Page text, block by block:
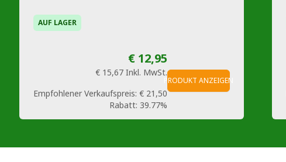
AUF LAGER
€ 12,95
€ 15,67 Inkl. MwSt.
Empfohlener Verkaufspreis: € 21,50
Rabatt: 39.77%
PRODUKT ANZEIGEN